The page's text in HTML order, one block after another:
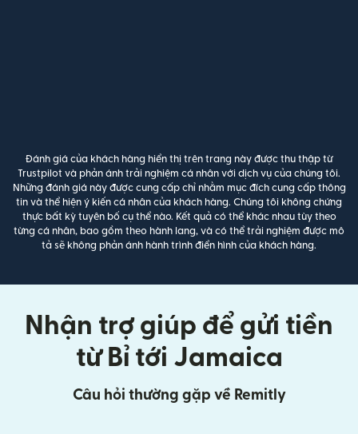
Đánh giá của khách hàng hiển thị trên trang này được thu thập từ
Trustpilot và phản ánh trải nghiệm cá nhân với dịch vụ của chúng tôi.
Những đánh giá này được cung cấp chỉ nhằm mục đích cung cấp thông
tin và thể hiện ý kiến cá nhân của khách hàng. Chúng tôi không chứng
thực bất kỳ tuyên bố cụ thể nào. Kết quả có thể khác nhau tùy theo
từng cá nhân, bao gồm theo hành lang, và có thể trải nghiệm được mô
tả sẽ không phản ánh hành trình điển hình của khách hàng.
Nhận trợ giúp để gửi tiền
từ Bỉ tới Jamaica
Câu hỏi thường gặp về Remitly